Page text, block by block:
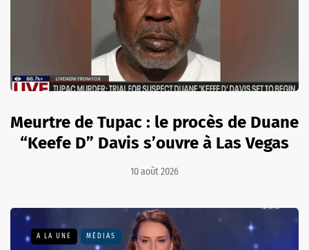
Meurtre de Tupac : le procès de Duane
“Keefe D” Davis s’ouvre à Las Vegas
10 août 2026
A LA UNE MÉDIAS